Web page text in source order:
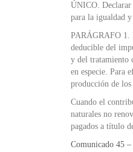
ÚNICO.
para la igualdad
PARÁGRAFO 1.
deducible del
y del tratamiento
en especie. Para
producción de los
Cuando el
naturales no
pagados a título
Comunicado 45